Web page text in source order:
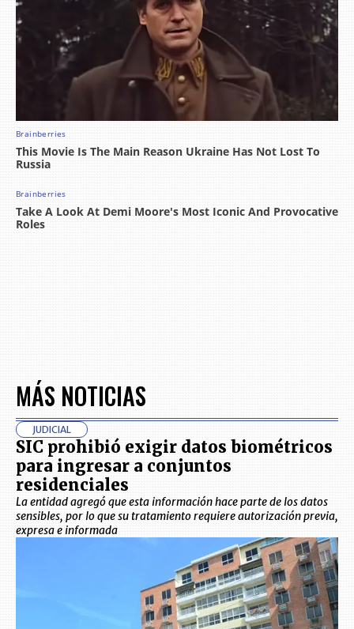
MÁS NOTICIAS
JUDICIAL
SIC prohibió exigir datos biométricos
para ingresar a conjuntos
residenciales
La entidad agregó que esta información hace parte de los datos
sensibles, por lo que su tratamiento requiere autorización previa,
expresa e informada